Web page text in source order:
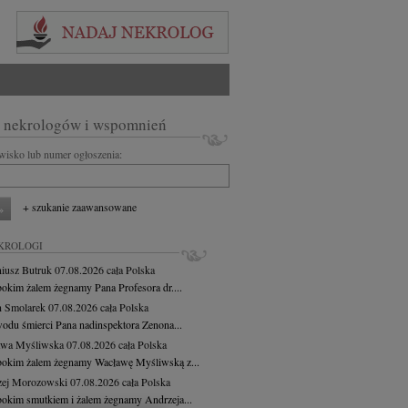
nekrologów i wspomnień
lub numer ogłoszenia:
+ szukanie zaawansowane
Butruk 07.08.2026cała Polska
żalem żegnamy Pana Profesora dr....
Smolarek 07.08.2026cała Polska
śmierci Pana nadinspektora Zenona...
Myśliwska07.08.2026cała Polska
żalem żegnamy Wacławę Myśliwską z...
Morozowski 07.08.2026cała Polska
smutkiem i żalem żegnamy Andrzeja...